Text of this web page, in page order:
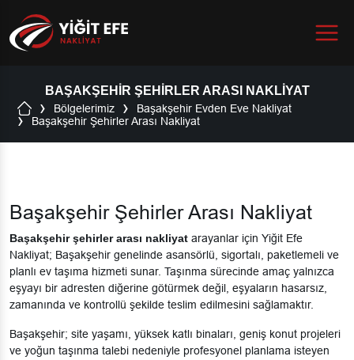
Menu
BAŞAKŞEHIR ŞEHIRLER ARASI NAKLIYAT
Bölgelerimiz
Başakşehir Evden Eve Nakliyat
Başakşehir Şehirler Arası Nakliyat
Başakşehir Şehirler Arası Nakliyat
Başakşehir şehirler arası nakliyat arayanlar için Yiğit Efe
Nakliyat; Başakşehir genelinde asansörlü, sigortalı, paketlemeli ve
planlı ev taşıma hizmeti sunar. Taşınma sürecinde amaç yalnızca
eşyayı bir adresten diğerine götürmek değil, eşyaların hasarsız,
zamanında ve kontrollü şekilde teslim edilmesini sağlamaktır.
Başakşehir; site yaşamı, yüksek katlı binaları, geniş konut projeleri
ve yoğun taşınma talebi nedeniyle profesyonel planlama isteyen